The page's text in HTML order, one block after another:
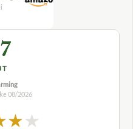
08/2026
★★